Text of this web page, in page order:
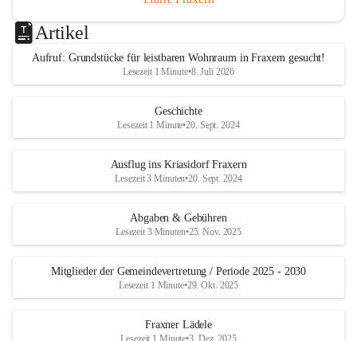
Artikel
Aufruf: Grundstücke für leistbaren Wohnraum in Fraxern gesucht!
Lesezeit 1 Minute•8. Juli 2026
Geschichte
Lesezeit 1 Minute•20. Sept. 2024
Ausflug ins Kriasidorf Fraxern
Lesezeit 3 Minuten•20. Sept. 2024
Abgaben & Gebühren
Lesezeit 3 Minuten•25. Nov. 2025
Mitglieder der Gemeindevertretung / Periode 2025 - 2030
Lesezeit 1 Minute•29. Okt. 2025
Fraxner Lädele
Lesezeit 1 Minute•3. Dez. 2025